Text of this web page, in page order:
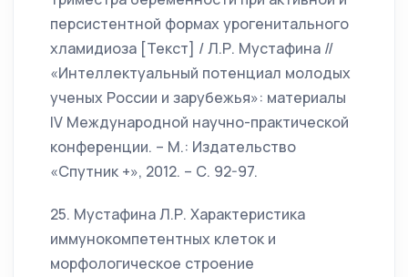
персистентной формах урогенитального
хламидиоза [Текст] / Л.Р. Мустафина //
«Интеллектуальный потенциал молодых
ученых России и зарубежья»: материалы
IV Международной научно-практической
конференции. – М.: Издательство
«Спутник +», 2012. – С. 92-97.
25. Мустафина Л.Р. Характеристика
иммунокомпетентных клеток и
морфологическое строение